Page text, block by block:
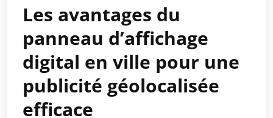
Les avantages du
panneau d’affichage
digital en ville pour une
publicité géolocalisée
efficace